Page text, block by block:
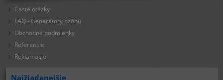
Časté otázky
FAQ - Generátory ozónu
Obchodné podmienky
Referencie
Reklamacie
Najžiadanejšie